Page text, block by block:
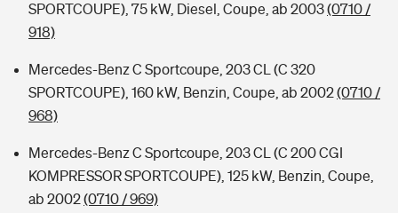
SPORTCOUPE), 75 kW, Diesel, Coupe, ab 2003(0710 /
918)
Mercedes-Benz C Sportcoupe, 203 CL (C 320
SPORTCOUPE), 160 kW, Benzin, Coupe, ab 2002(0710 /
968)
Mercedes-Benz C Sportcoupe, 203 CL (C 200 CGI
KOMPRESSOR SPORTCOUPE), 125 kW, Benzin, Coupe,
ab 2002(0710 / 969)